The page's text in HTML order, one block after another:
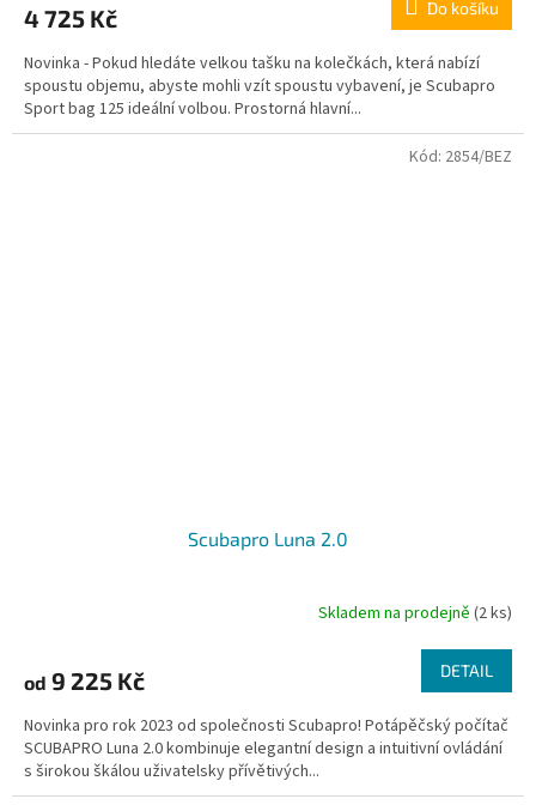
je
z
5
hvězdiček.
4 725 Kč Do košíku
Novinka - Pokud hledáte velkou tašku na kolečkách, která nabízí
spoustu objemu, abyste mohli vzít spoustu vybavení, je Scubapro
Sport bag 125 ideální volbou. Prostorná hlavní...
Scubapro Luna 2.0
Skladem na prodejně (2 ks)
od 9 225 Kč DETAIL
Novinka pro rok 2023 od společnosti Scubapro! Potápěčský počítač
SCUBAPRO Luna 2.0 kombinuje elegantní design a intuitivní ovládání
s širokou škálou uživatelsky přívětivých...
Kód: 2854/BEZ